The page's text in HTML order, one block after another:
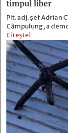
timpul liber
Plt. adj. șef Adrian
Câmpulung, a
Citește!